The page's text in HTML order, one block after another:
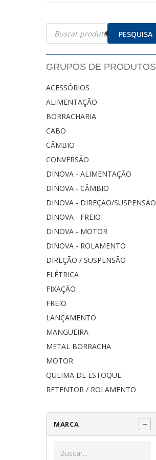
Pesquisar
produtos PESQUISA
GRUPOS DE PRODUTOS
ACESSÓRIOS
ALIMENTAÇÃO
BORRACHARIA
CABO
CÂMBIO
CONVERSÃO
DINOVA - ALIMENTAÇÃO
DINOVA - CÂMBIO
DINOVA - DIREÇÃO/SUSPENSÃO
DINOVA - FREIO
DINOVA - MOTOR
DINOVA - ROLAMENTO
DIREÇÃO / SUSPENSÃO
ELÉTRICA
FIXAÇÃO
FREIO
LANÇAMENTO
MANGUEIRA
METAL BORRACHA
MOTOR
QUEIMA DE ESTOQUE
RETENTOR / ROLAMENTO
MARCA